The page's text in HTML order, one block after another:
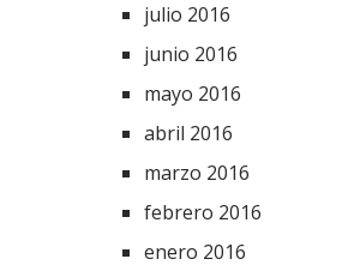
julio 2016
junio 2016
mayo 2016
abril 2016
marzo 2016
febrero 2016
enero 2016